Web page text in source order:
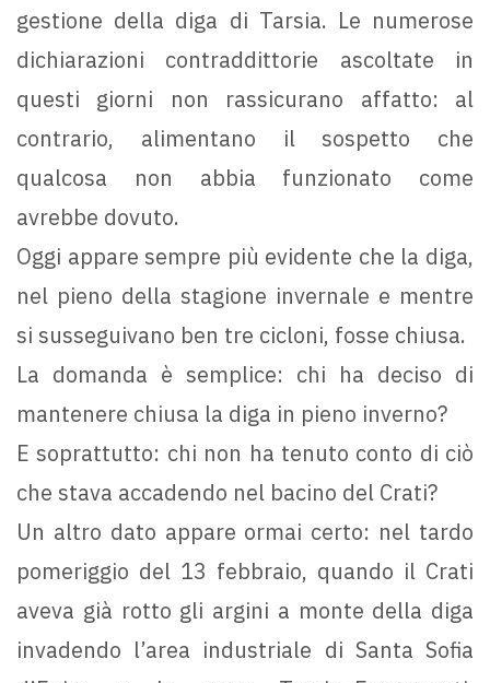
gestione della diga di Tarsia. Le numerose
dichiarazioni contraddittorie ascoltate in
questi giorni non rassicurano affatto: al
contrario, alimentano il sospetto che
qualcosa non abbia funzionato come
avrebbe dovuto.
Oggi appare sempre più evidente che la diga,
nel pieno della stagione invernale e mentre
si susseguivano ben tre cicloni, fosse chiusa.
La domanda è semplice: chi ha deciso di
mantenere chiusa la diga in pieno inverno?
E soprattutto: chi non ha tenuto conto di ciò
che stava accadendo nel bacino del Crati?
Un altro dato appare ormai certo: nel tardo
pomeriggio del 13 febbraio, quando il Crati
aveva già rotto gli argini a monte della diga
invadendo l’area industriale di Santa Sofia